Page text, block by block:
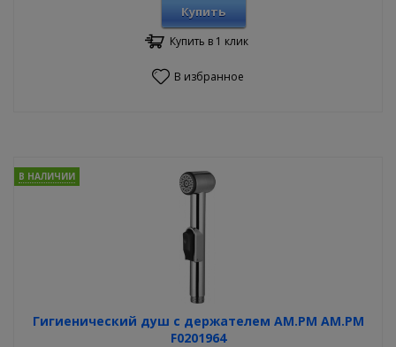
Купить
Купить в 1 клик
В избранное
Гигиенический душ с держателем AM.PM AM.PM
F0201964
В НАЛИЧИИ